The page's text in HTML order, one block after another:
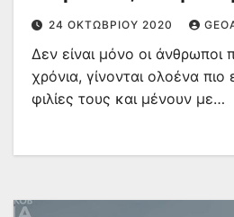
24 ΟΚΤΩΒΡΊΟΥ 2020
Δεν είναι μόνο οι
χρόνια, γίνονται ολοένα πιο
φιλίες τους και μένουν με…